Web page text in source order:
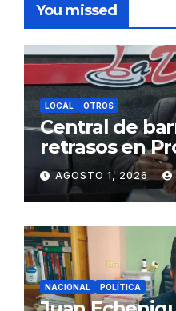
You missed
LOCAL OTROS
Central de
retrasos en
de Agua y
Juliaca
AGOSTO 1, 2026
NACIONAL POLÍTICA